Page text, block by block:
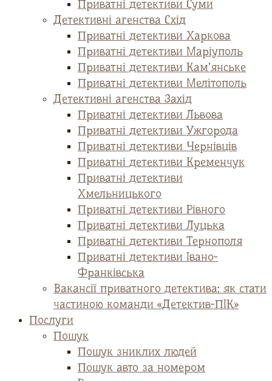
Приватні детективи Суми
Детективні агенства Схід
Приватні детективи Харкова
Приватні детективи Маріуполь
Приватні детективи Кам’янське
Приватні детективи Мелітополь
Детективні агенства Захід
Приватні детективи Львова
Приватні детективи Ужгорода
Приватні детективи Чернівців
Приватні детективи Кременчук
Приватні детективи
Хмельницького
Приватні детективи Рівного
Приватні детективи Луцька
Приватні детективи Тернополя
Приватні детективи Івано-
Франківська
Вакансії приватного детектива: як стати
частиною команди «Детектив-ПІК»
Послуги
Пошук
Пошук зниклих людей
Пошук авто за номером